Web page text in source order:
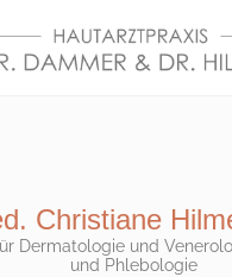
Christiane
Dermatologie und
und Phlebologie